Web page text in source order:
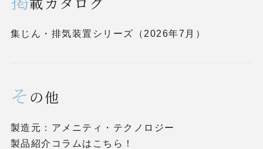
集じん・排気装置シリーズ（2026年7月）
そ の他
製造元：アメニティ・テクノロジー
製品紹介コラムはこちら！